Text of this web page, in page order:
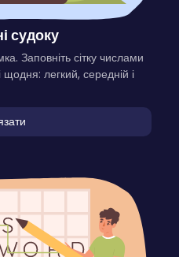
судоку
Заповніть сітку числами
щодня: легкий, середній і